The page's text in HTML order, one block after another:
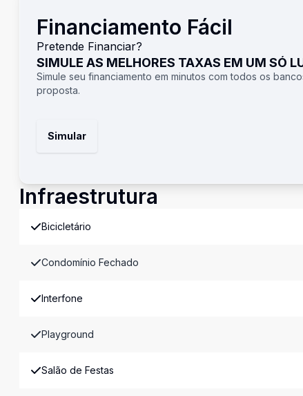
Financiamento Fácil
Pretende Financiar?
SIMULE AS MELHORES TAXAS EM UM SÓ
Simule seu financiamento em minutos com todos os
proposta.
Simular
Infraestrutura
Bicicletário
Condomínio Fechado
Interfone
Playground
Salão de Festas